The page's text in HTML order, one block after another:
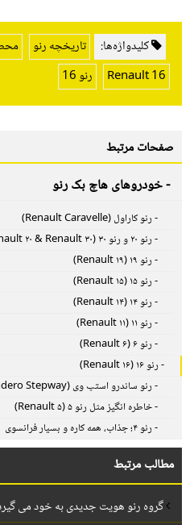
کلیدواژه‌ها: تاریخچه رنو
Renault 16
رنو 16
صفحات مرتبط
- خودروهای هاچ بک رنو
- رنو کاراول (Renault Caravelle)
- رنو ۲۰ و رنو ۳۰ (Renault ۲۰ & Renault ۳۰)
- رنو ۱۹ (Renault ۱۹)
- رنو ۱۵ (Renault ۱۵)
- رنو ۱۴ (Renault ۱۴)
- رنو ۱۱ (Renault ۱۱)
- رنو ۶ (Renault ۶)
- رنو ۱۶ (Renault ۱۶)
- رنو ساندرو استپ وی (Renault Sandero Stepway)
- خاطره انگیز مثل رنو ۵ (Renault ۵)
- رنو ۴؛ جذاب، همه کاره و بسیار فرانسوی
مطالب مرتبط
گروه رنو هویت جدیدی به خود می